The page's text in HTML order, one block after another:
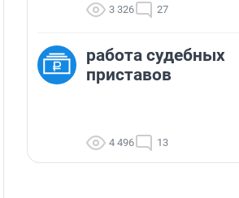
3 326 27
работа судебных
приставов
4 496 13